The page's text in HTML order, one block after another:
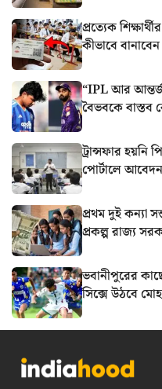
প্রত্যেক
কীভাবে
“IPL আর
বৈভবকে বাস্তব
ট্রান্সফার হয়নি
পোর্টালে
প্রথম দুই কন্যা
প্রকল্প রাজ্য
ভবানীপুরের
সিক্সে উঠবে